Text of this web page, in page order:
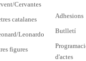
Cervantes
catalanes
Leonardo
figures
Adhesions
Butlletí
d'actes